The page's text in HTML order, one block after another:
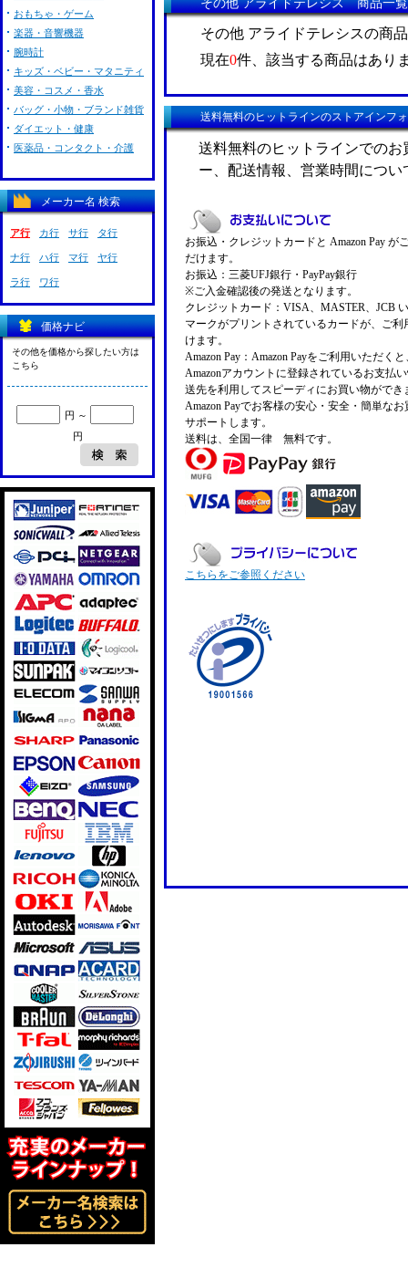
その他 アライドテレシス 商品一覧
その他 アライドテレシスの商
現在0件、該当する商品はあり
送料無料のヒットラインのストアインフ
送料無料のヒットラインでの
ー、配送情報、営業時間につ
お振込・クレジットカードと Amazon Pay が
だけます。
お振込：三菱UFJ銀行・PayPay銀行
※ご入金確認後の発送となります。
クレジットカード：VISA、MASTER、JCB
マークがプリントされているカードが、ご利
けます。
Amazon Pay：Amazon Payをご利用いただく
Amazonアカウントに登録されているお支払
送先を利用してスピーディにお買い物ができ
Amazon Payでお客様の安心・安全・簡単な
サポートします。
送料は、全国一律 無料です。
こちらをご参照ください
おもちゃ・ゲーム
楽器・音響機器
腕時計
キッズ・ベビー・マタニティ
美容・コスメ・香水
バッグ・小物・ブランド雑貨
ダイエット・健康
医薬品・コンタクト・介護
メーカー名 検索
ア行 カ行 サ行 タ行
ナ行 ハ行 マ行 ヤ行
ラ行 ワ行
価格ナビ
その他を価格から探したい方は
こちら
円 ～
円